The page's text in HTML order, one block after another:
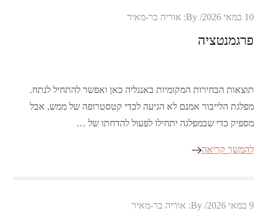
Posted
10 במאי 2026 By: אוריה בר-מאיר
פרגמנטציה
תוצאות הבחירות המקומיות באנגליה כאן ואפשר להתחיל לנתח.
מפלגת הלייבור אמנם לא הגיעה לכדי קטסטרופה של ממש, אבל
מספיק כדי שבמפלגה יתחילו לפעול להדחתו של …
להמשך קריאה
Posted
9 במאי 2026 By: אוריה בר-מאיר